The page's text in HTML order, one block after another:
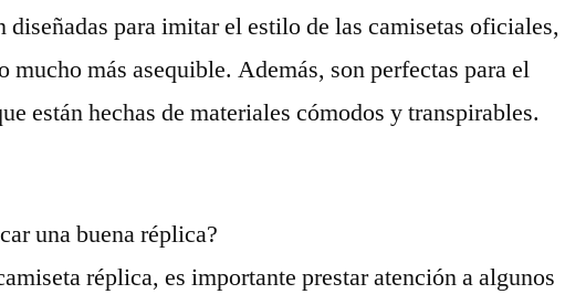
diseñadas para imitar el estilo de las camisetas oficiales,
mucho más asequible. Además, son perfectas para el
están hechas de materiales cómodos y transpirables.
una buena réplica?
réplica, es importante prestar atención a algunos